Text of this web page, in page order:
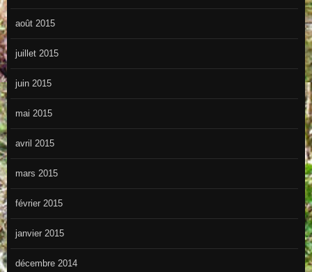
août 2015
juillet 2015
juin 2015
mai 2015
avril 2015
mars 2015
février 2015
janvier 2015
décembre 2014